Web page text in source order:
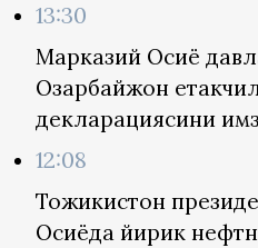
13:30
Марказий Осиё
Озарбайжон
декларациясини
12:08
Тожикистон
Осиёда йирик